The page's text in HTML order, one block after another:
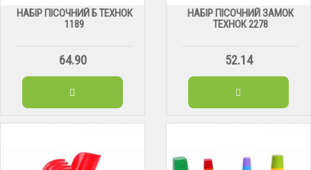
НАБІР ПІСОЧНИЙ Б ТЕХНОК
1189
64.90
НАБІР ПІСОЧНИЙ ЗАМОК
ТЕХНОК 2278
52.14